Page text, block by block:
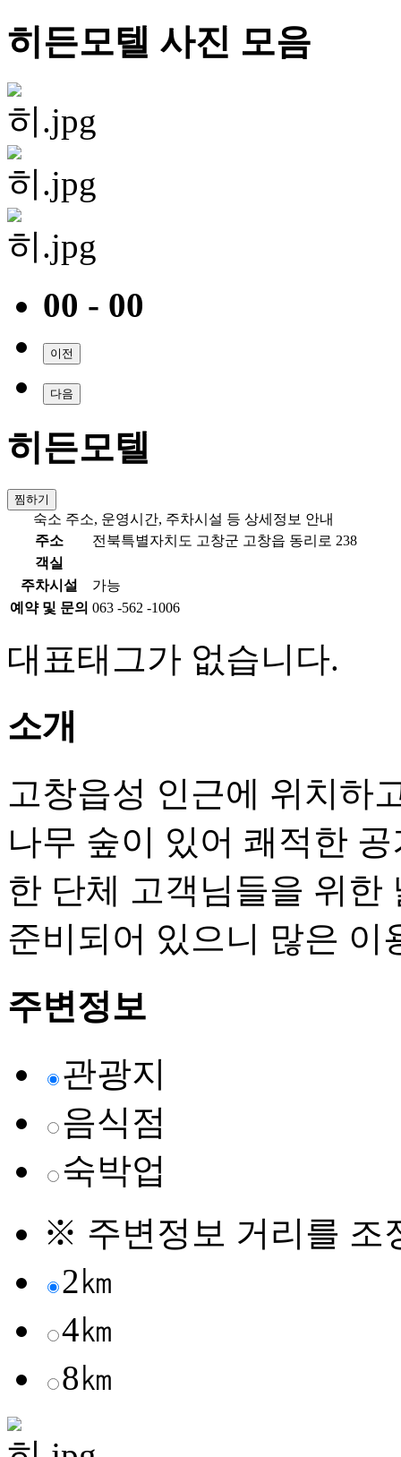
히든모텔 사진 모음
00 - 00
이전
다음
히든모텔
찜하기
숙소 주소, 운영시간, 주차시설 등 상세정보 안내
주소
전북특별자치도 고창군 고창읍 동리로 238
객실
주차시설
가능
예약 및 문의 063 -562 -1006
대표태그가 없습니다.
소개
고창읍성 인근에 위치하
나무 숲이 있어 쾌적한
한 단체 고객님들을 위한
준비되어 있으니 많은 이
주변정보
관광지
음식점
숙박업
※ 주변정보 거리를 조
2㎞
4㎞
8㎞